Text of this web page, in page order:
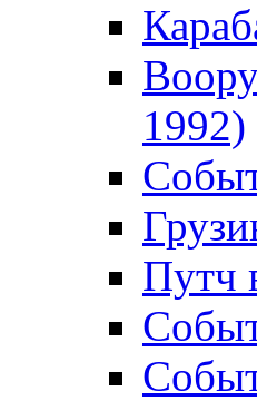
1992)
Путч